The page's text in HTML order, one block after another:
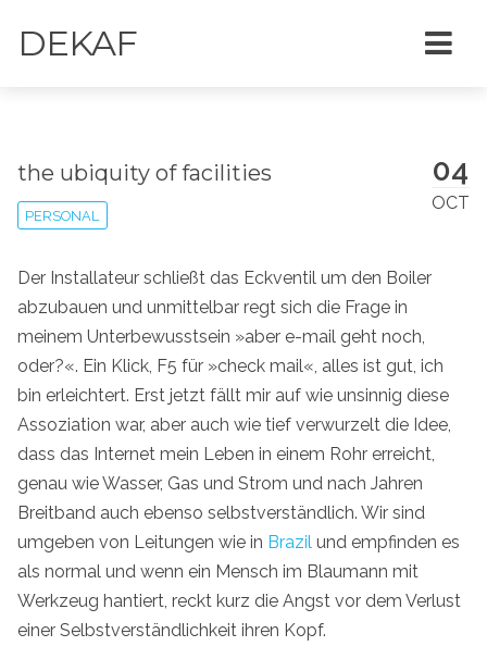
DEKAF
04
OCT
the ubiquity of facilities
PERSONAL
Der Installateur schließt das Eckventil um den Boiler
abzubauen und unmittelbar regt sich die Frage in
meinem Unterbewusstsein »aber e-mail geht noch,
oder?«. Ein Klick, F5 für »check mail«, alles ist gut, ich
bin erleichtert. Erst jetzt fällt mir auf wie unsinnig diese
Assoziation war, aber auch wie tief verwurzelt die Idee,
dass das Internet mein Leben in einem Rohr erreicht,
genau wie Wasser, Gas und Strom und nach Jahren
Breitband auch ebenso selbstverständlich. Wir sind
umgeben von Leitungen wie in Brazil und empfinden es
als normal und wenn ein Mensch im Blaumann mit
Werkzeug hantiert, reckt kurz die Angst vor dem Verlust
einer Selbstverständlichkeit ihren Kopf.